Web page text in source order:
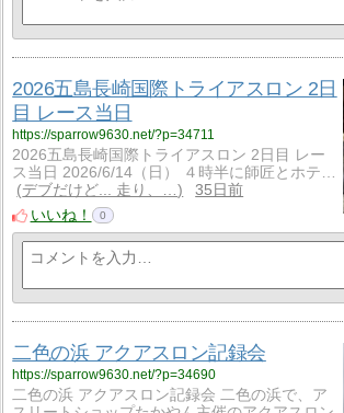
2026五島長崎国際トライアスロン 2日
目 レース当日
https://sparrow9630.net/?p=34711
2026五島長崎国際トライアスロン 2日目 レー
ス当日 2026/6/14（日） ４時半に師匠とホテ…
デブだけど... 走り、…
35日前
いいね！
0
二色の浜 アクアスロン記録会
https://sparrow9630.net/?p=34690
二色の浜 アクアスロン記録会 二色の浜で、ア